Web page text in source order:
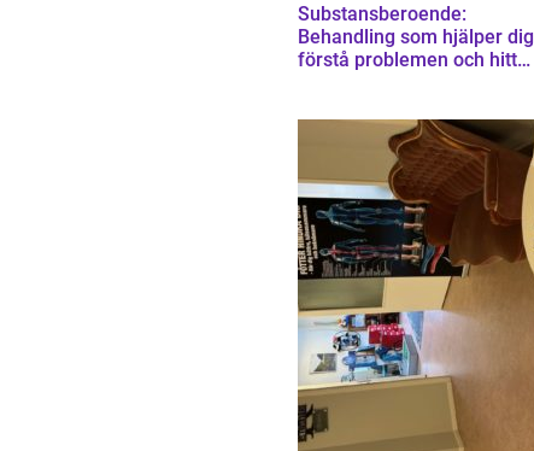
Substansberoende:
Behandling som hjälper dig
förstå problemen och hitta